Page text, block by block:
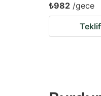
₺982 /gece